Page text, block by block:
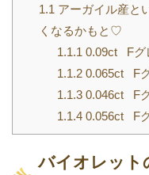
1.1 アーガイル産と
くなるかもと♡
1.1.1 0.09ct Fグ
1.1.20.065ct F
1.1.30.046ct F
1.1.40.056ct F
バイオレット